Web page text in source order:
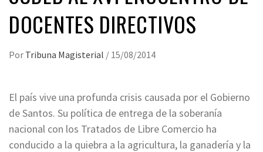
DOCENTES DIRECTIVOS
Por Tribuna Magisterial / 15/08/2014
El país vive una profunda crisis causada por el Gobierno
de Santos. Su política de entrega de la soberanía
nacional con los Tratados de Libre Comercio ha
conducido a la quiebra a la agricultura, la ganadería y la